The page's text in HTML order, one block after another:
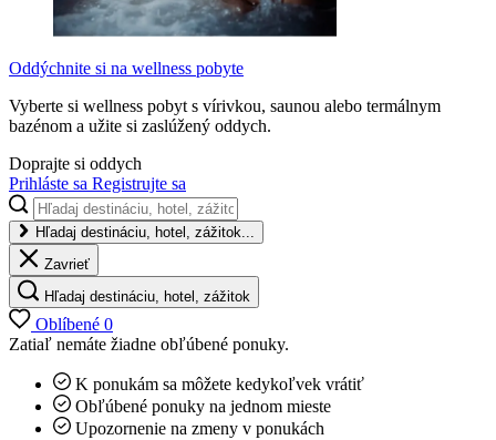
Oddýchnite si na wellness pobyte
Vyberte si wellness pobyt s vírivkou, saunou alebo termálnym
bazénom a užite si zaslúžený oddych.
Doprajte si oddych
Prihláste sa Registrujte sa
Hľadaj destináciu, hotel, zážitok...
Zavrieť
Hľadaj destináciu, hotel, zážitok
Oblíbené 0
Zatiaľ nemáte žiadne obľúbené ponuky.
K ponukám sa môžete kedykoľvek vrátiť
Obľúbené ponuky na jednom mieste
Upozornenie na zmeny v ponukách